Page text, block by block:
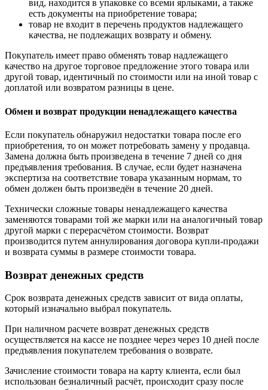
вид, находится в упаковке со всеми ярлыками, а также
есть документы на приобретение товара;
товар не входит в перечень продуктов надлежащего
качества, не подлежащих возврату и обмену.
Покупатель имеет право обменять товар надлежащего
качество на другое торговое предложение этого товара или
другой товар, идентичный по стоимости или на иной товар с
доплатой или возвратом разницы в цене.
Обмен и возврат продукции ненадлежащего качества
Если покупатель обнаружил недостатки товара после его
приобретения, то он может потребовать замену у продавца.
Замена должна быть произведена в течение 7 дней со дня
предъявления требования. В случае, если будет назначена
экспертиза на соответствие товара указанным нормам, то
обмен должен быть произведён в течение 20 дней.
Технически сложные товары ненадлежащего качества
заменяются товарами той же марки или на аналогичный товар
другой марки с перерасчётом стоимости. Возврат
производится путем аннулирования договора купли-продажи
и возврата суммы в размере стоимости товара.
Возврат денежных средств
Срок возврата денежных средств зависит от вида оплаты,
который изначально выбрал покупатель.
При наличном расчете возврат денежных средств
осуществляется на кассе не позднее через через 10 дней после
предъявления покупателем требования о возврате.
Зачисление стоимости товара на карту клиента, если был
использован безналичный расчёт, происходит сразу после